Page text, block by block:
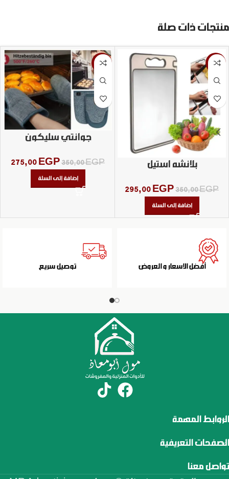
منتجات ذات صلة
-16%
بلانشه استيل
350,00EGP
295,00 EGP
إضافة إلى السلة
-21%
جوانتي سليكون
350,00EGP
275,00 EGP
إضافة إلى السلة
أفضل الاسعار و العروض توصيل سريع
الروابط المهمة
الصفحات التعريفية
تواصل معنا